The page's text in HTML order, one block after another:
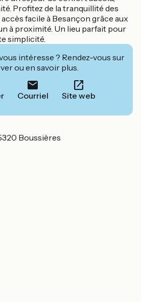
Profitez de la tranquillité des
accès facile à Besançon grâce aux
à proximité. Un lieu parfait pour
simplicité.
intéresse ? Rendez-vous sur
ou en savoir plus.
Courriel Site web
Boussières